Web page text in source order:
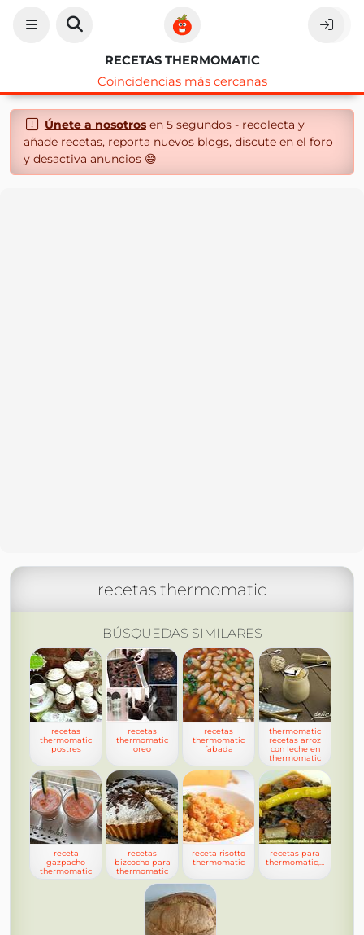
RECETAS THERMOMATIC
Coincidencias más cercanas
Únete a nosotrosen 5 segundos - recolecta y
añade recetas, reporta nuevos blogs, discute en el foro
y desactiva anuncios 😄
recetas thermomatic
BÚSQUEDAS SIMILARES
recetas
thermomatic
postres
recetas
thermomatic
oreo
recetas
thermomatic
fabada
thermomatic
recetas arroz
con leche en
thermomatic
receta
gazpacho
thermomatic
recetas
bizcocho para
thermomatic
receta risotto
thermomatic
recetas para